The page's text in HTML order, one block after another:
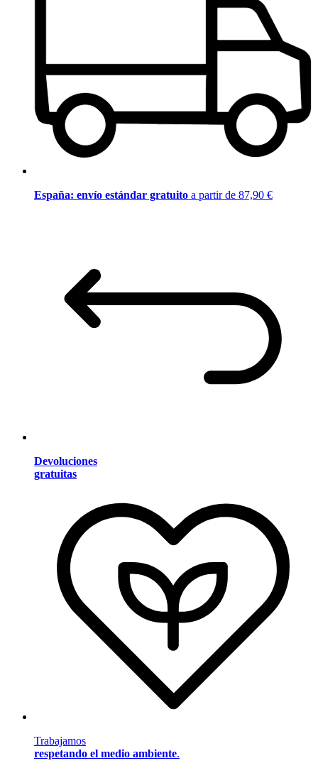
España: envío estándar gratuito a partir de 87,90 €
Devoluciones
gratuitas
Trabajamos
respetando el medio ambiente.